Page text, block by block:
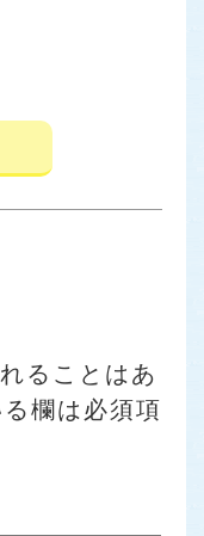
ることはあ
欄は必須項